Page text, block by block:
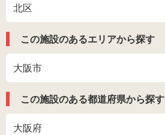
北区
この施設のあるエリアから探す
大阪市
この施設のある都道府県から探す
大阪府